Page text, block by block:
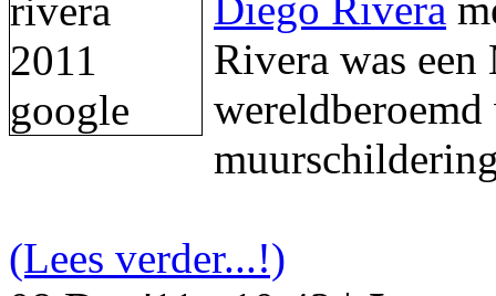
Diego Rivera
Rivera was een
(Lees verder...!)